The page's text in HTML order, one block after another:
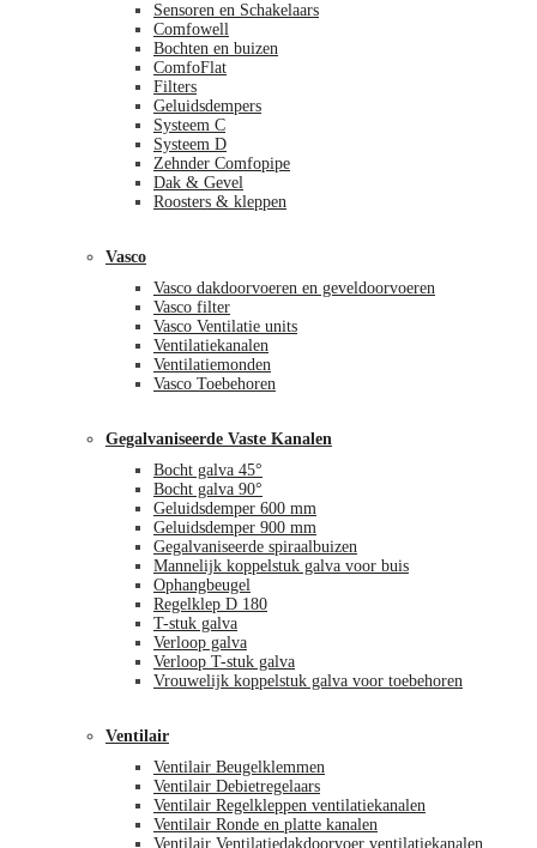
Sensoren en Schakelaars
Comfowell
Bochten en buizen
ComfoFlat
Filters
Geluidsdempers
Systeem C
Systeem D
Zehnder Comfopipe
Dak & Gevel
Roosters & kleppen
Vasco
Vasco dakdoorvoeren en geveldoorvoeren
Vasco filter
Vasco Ventilatie units
Ventilatiekanalen
Ventilatiemonden
Vasco Toebehoren
Gegalvaniseerde Vaste Kanalen
Bocht galva 45°
Bocht galva 90°
Geluidsdemper 600 mm
Geluidsdemper 900 mm
Gegalvaniseerde spiraalbuizen
Mannelijk koppelstuk galva voor buis
Ophangbeugel
Regelklep D 180
T-stuk galva
Verloop galva
Verloop T-stuk galva
Vrouwelijk koppelstuk galva voor toebehoren
Ventilair
Ventilair Beugelklemmen
Ventilair Debietregelaars
Ventilair Regelkleppen ventilatiekanalen
Ventilair Ronde en platte kanalen
Ventilair Ventilatiedakdoorvoer ventilatiekanalen